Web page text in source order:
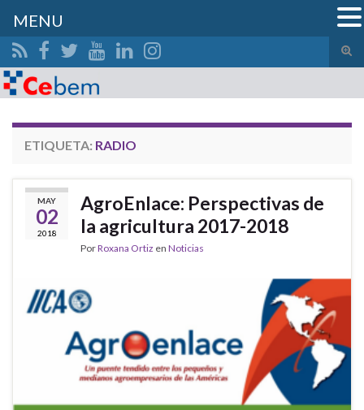
el
Search for:
ETIQUETA: RADIO
MAY
02
2018
AgroEnlace: Perspectivas de
la agricultura 2017-2018
PorRoxana Ortiz en Noticias
MENU